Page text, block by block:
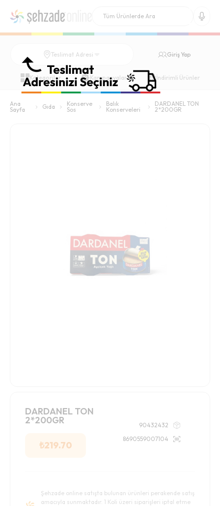
Teslimat Adresi Giriş Yap
Kategoriler Kampanyalar İndirimli Ürünler
Ana
Sayfa
Gıda
Konserve
Sos
Balık
Konserveleri
DARDANEL TON
2*200GR
DARDANEL TON
2*200GR
₺219.70
90432432
8690559007104
Şehzade online satışta bulunan ürünleri perakende satış
amacıyla sunmaktadır. 1 Koli üzeri siparişleri iptal etme